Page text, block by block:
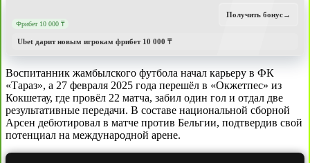
Фрибет 10 000 ₸
Ubet дарит новым игрокам фрибет 10 000 ₸
Получить бонус→
Воспитанник жамбылского футбола начал карьеру в ФК
«Тараз», а 27 февраля 2025 года перешёл в «Окжетпес» из
Кокшетау, где провёл 22 матча, забил один гол и отдал две
результативные передачи. В составе национальной сборной
Арсен дебютировал в матче против Бельгии, подтвердив свой
потенциал на международной арене.